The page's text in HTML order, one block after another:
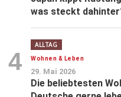
was steckt
4
ALLTAG
Wohnen & Leben
29. Mai 2026
Die beliebtesten